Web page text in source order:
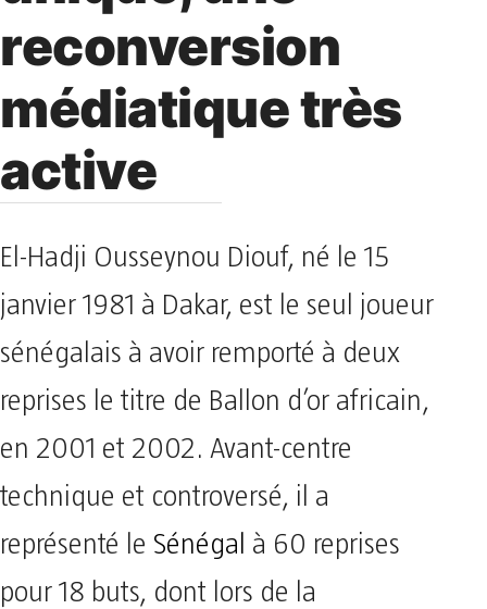
reconversion
médiatique très
active
El-Hadji Ousseynou Diouf, né le 15
janvier 1981 à Dakar, est le seul joueur
sénégalais à avoir remporté à deux
reprises le titre de Ballon d’or africain,
en 2001 et 2002. Avant-centre
technique et controversé, il a
représenté le Sénégal à 60 reprises
pour 18 buts, dont lors de la